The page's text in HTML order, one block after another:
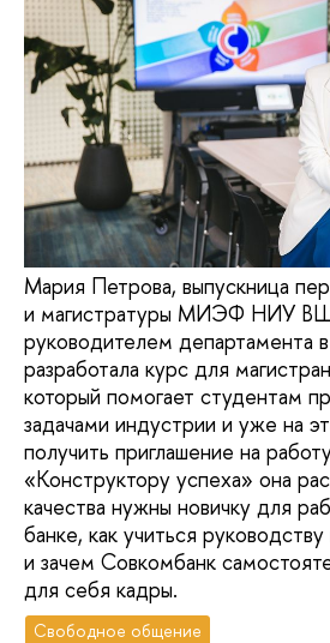
Мария Петрова, выпускница
и магистратуры МИЭФ НИУ
руководителем департамента
разработала курс для
который помогает студентам
задачами индустрии и уже на
получить приглашение на
«Конструктору успеха» она
качества нужны новичку для
банке, как учиться
и зачем Совкомбанк
для себя кадры.
Свободное общение